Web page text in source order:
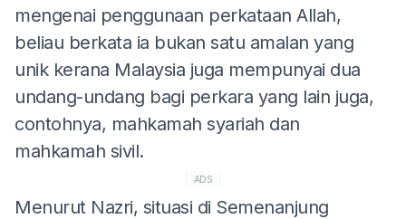
mengenai penggunaan perkataan Allah,
beliau berkata ia bukan satu amalan yang
unik kerana Malaysia juga mempunyai dua
undang-undang bagi perkara yang lain juga,
contohnya, mahkamah syariah dan
mahkamah sivil.
ADS
Menurut Nazri, situasi di Semenanjung